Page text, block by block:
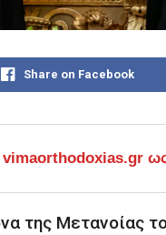
Share on Facebook
vimaorthodoxias.gr
της Μετανοίας